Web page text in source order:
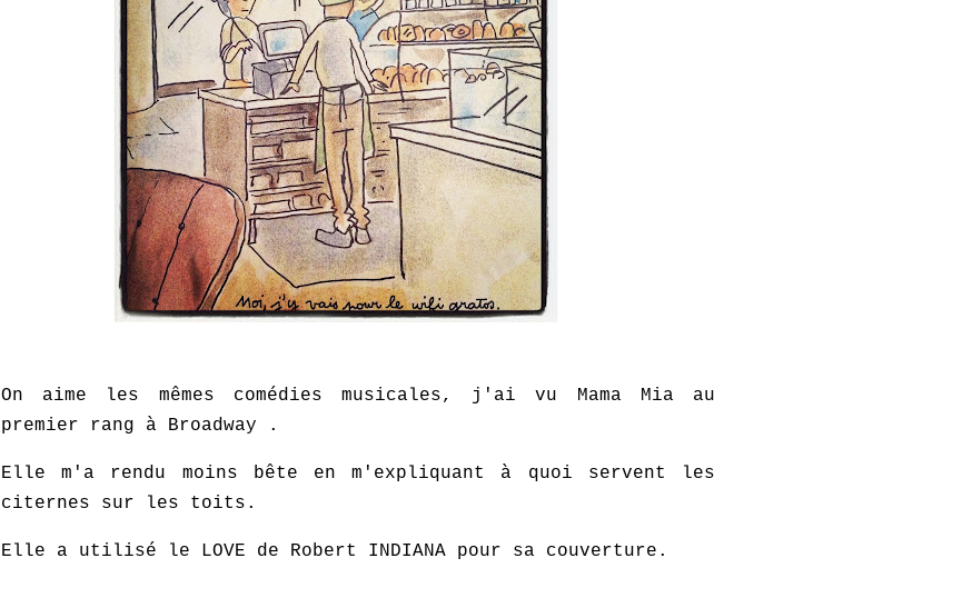
On aime les mêmes comédies musicales, j'ai vu Mama Mia au
premier rang à Broadway .
Elle m'a rendu moins bête en m'expliquant à quoi servent les
citernes sur les toits.
Elle a utilisé le LOVE de Robert INDIANA pour sa couverture.